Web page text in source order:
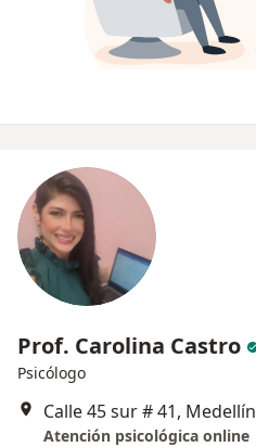
Prof. Carolina Castro
Psicólogo
Calle 45 sur # 41, Medellín
Atención psicológica online